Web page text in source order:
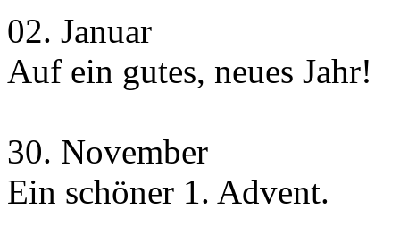
02. Januar
Auf ein gutes, neues Jahr!
30. November
Ein schöner 1. Advent.